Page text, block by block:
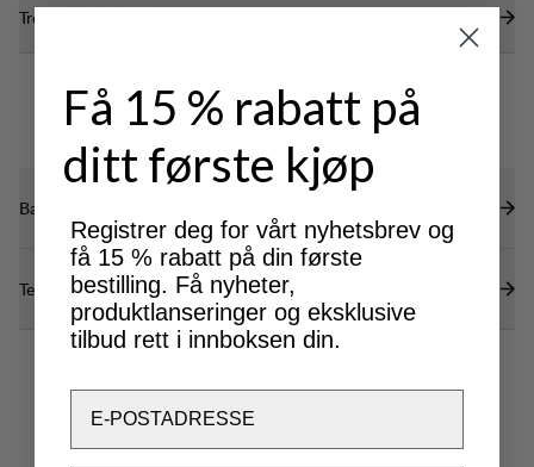
Trenger du hjelp?
Bærekraftsegenskaper
Tekniske spesifikasjoner
Få 15 % rabatt på
ditt første kjøp
Registrer deg for vårt nyhetsbrev og
få 15 % rabatt på din første
bestilling. Få nyheter,
produktlanseringer og eksklusive
tilbud rett i innboksen din.